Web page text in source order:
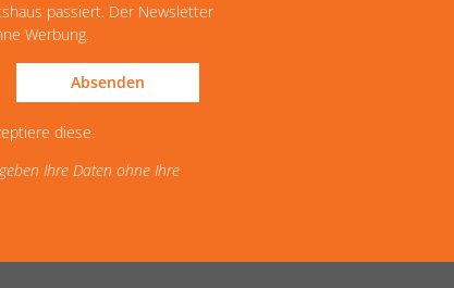
passiert. Der Newsletter
Werbung.
Absenden
diese.
Ihre Daten ohne Ihre